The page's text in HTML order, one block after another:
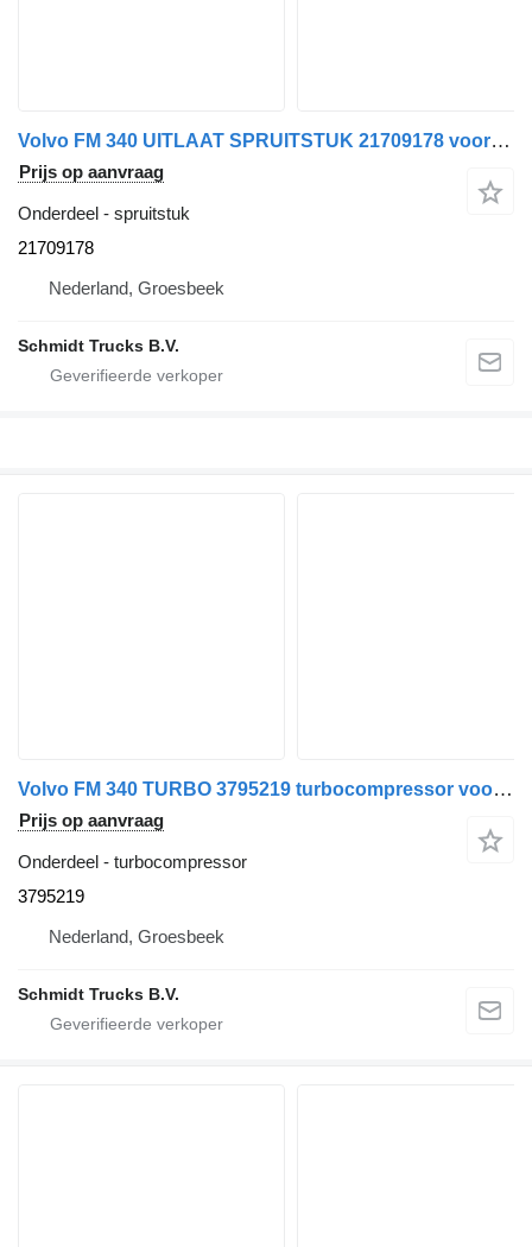
Volvo FM 340 UITLAAT SPRUITSTUK 21709178 voor vrachtwagen
Prijs op aanvraag
Onderdeel - spruitstuk
21709178
Nederland, Groesbeek
Schmidt Trucks B.V.
Volvo FM 340 TURBO 3795219 turbocompressor voor vrachtwagen
Prijs op aanvraag
Onderdeel - turbocompressor
3795219
Nederland, Groesbeek
Schmidt Trucks B.V.